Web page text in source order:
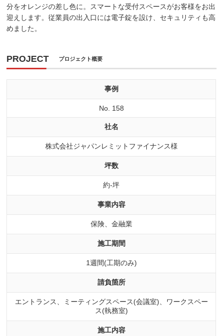
分をオレンジの差し色に。スマートな受付スペースがお客様をお出
迎えします。従業員の出入口には電子錠を設け、セキュリティも高
めました。
PROJECT プロジェクト概要
事例
No. 158
社名
株式会社ジャパンレミットファイナンス様
坪数
約-坪
事業内容
保険、金融業
施工期間
1週間(工期のみ)
請負箇所
エントランス、ミーティングスペース(会議室)、ワークスペー
ス(執務室)
施工内容